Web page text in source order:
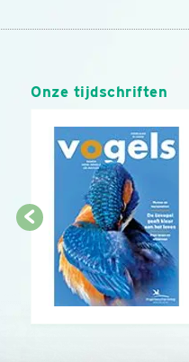
Onze tijdschriften